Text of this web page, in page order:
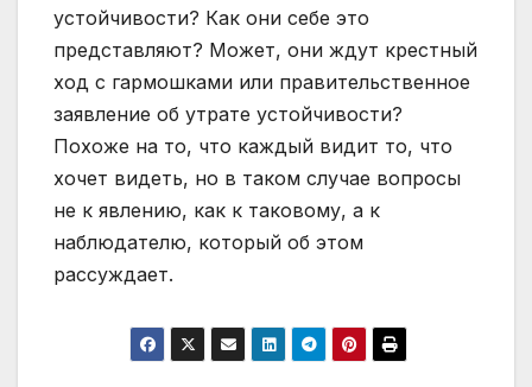
устойчивости? Как они себе это
представляют? Может, они ждут крестный
ход с гармошками или правительственное
заявление об утрате устойчивости?
Похоже на то, что каждый видит то, что
хочет видеть, но в таком случае вопросы
не к явлению, как к таковому, а к
наблюдателю, который об этом
рассуждает.